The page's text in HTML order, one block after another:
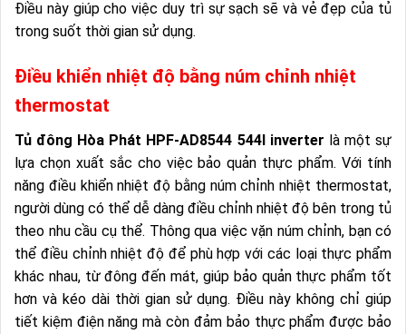
Điều này giúp cho việc duy trì sự sạch sẽ và vẻ đẹp của tủ
trong suốt thời gian sử dụng.
Điều khiển nhiệt độ bằng núm chỉnh nhiệt
thermostat
Tủ đông Hòa Phát HPF-AD8544 544l inverter là một sự
lựa chọn xuất sắc cho việc bảo quản thực phẩm. Với tính
năng điều khiển nhiệt độ bằng núm chỉnh nhiệt thermostat,
người dùng có thể dễ dàng điều chỉnh nhiệt độ bên trong tủ
theo nhu cầu cụ thể. Thông qua việc vặn núm chỉnh, bạn có
thể điều chỉnh nhiệt độ để phù hợp với các loại thực phẩm
khác nhau, từ đông đến mát, giúp bảo quản thực phẩm tốt
hơn và kéo dài thời gian sử dụng. Điều này không chỉ giúp
tiết kiệm điện năng mà còn đảm bảo thực phẩm được bảo